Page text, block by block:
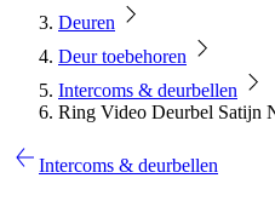
Deuren
Deur toebehoren
Intercoms & deurbellen
Ring Video Deurbel Satijn
Intercoms & deurbellen